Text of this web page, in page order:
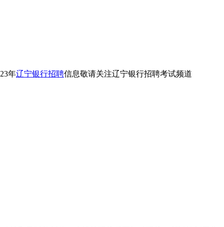
年辽宁银行招聘信息敬请关注辽宁银行招聘考试频道